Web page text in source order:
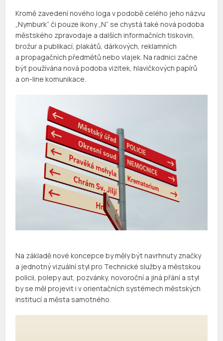
Kromě zavedení nového loga v podobě celého jeho názvu
„Nymburk“ či pouze ikony „N“ se chystá také nová podoba
městského zpravodaje a dalších informačních tiskovin,
brožur a publikací, plakátů, dárkových, reklamních
a propagačních předmětů nebo vlajek. Na radnici začne
být používána nová podoba vizitek, hlavičkových papírů
a on-line komunikace.
Na základě nové koncepce by měly být navrhnuty značky
a jednotný vizuální styl pro Technické služby a městskou
policii, polepy aut, pozvánky, novoroční a jiná přání a styl
by se měl projevit i v orientačních systémech městských
institucí a města samotného.